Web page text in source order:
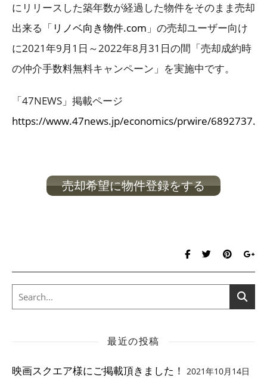
にリリースした築年数が経過した物件をそのまま売却
出来る「 リノベ向き物件.com 」の売却ユーザー向け
に2021年9月1日～2022年8月31日の間「売却成約時
の仲介手数料無料キャンペーン」を実施中です。
「47NEWS」掲載ページ
https://www.47news.jp/economics/prwire/
売却希望に物件登録をする
最近の投稿
映画スクエア様にご掲載頂きました！ 2021年10月14日